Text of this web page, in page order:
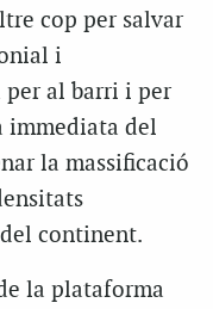
cop per salvar
i
per al barri i per
immediata del
la massificació
continent.
la plataforma